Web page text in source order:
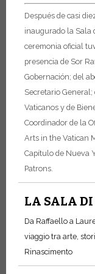
Después de casi
inaugurado la Sala
ceremonia oficial
presencia de Sor
Gobernación; del
Secretario
Vaticanos y de
Coordinador de la
Arts in the Vatican
Capítulo de Nueva
Patrons.
LA SALA
Da Raffaello a
viaggio tra arte,
Rinascimento